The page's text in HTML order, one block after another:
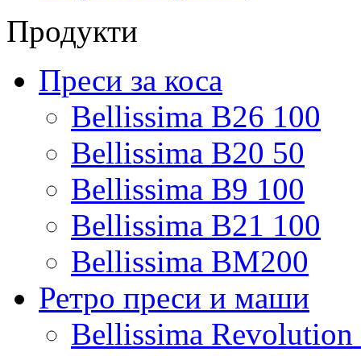
Продукти
Преси за коса
Bellissima B26 100
Bellissima B20 50
Bellissima B9 100
Bellissima B21 100
Bellissima BM200
Ретро преси и маши
Bellissima